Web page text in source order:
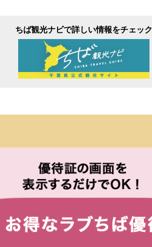
ちば観光ナビで詳しい情報をチェック